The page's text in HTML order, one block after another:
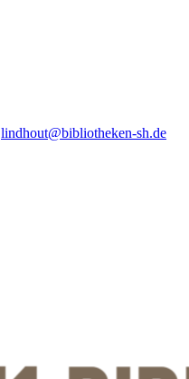
lindhout@bibliotheken-sh.de